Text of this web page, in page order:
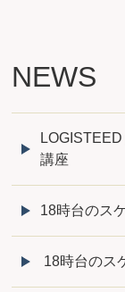
NEWS
講座
18時台のス
18時台のス